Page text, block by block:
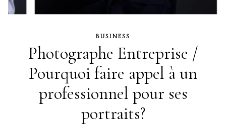
BUSINESS
Photographe Entreprise /
Pourquoi faire appel à un
professionnel pour ses
portraits?